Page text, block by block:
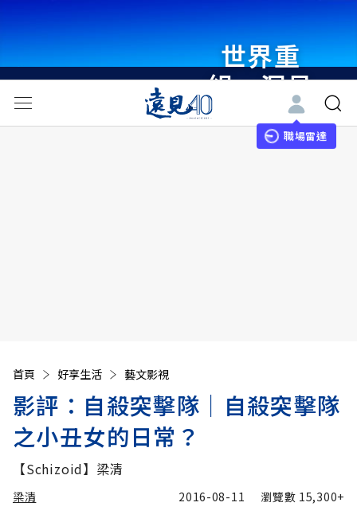
世界重
組・洞見
未來 與
世界領袖
職場雷達
首頁 好享生活 藝文影視
影評：自殺突擊隊│自殺突擊隊
之小丑女的日常？
【Schizoid】梁清
梁清 2016-08-11 瀏覽數 15,300+